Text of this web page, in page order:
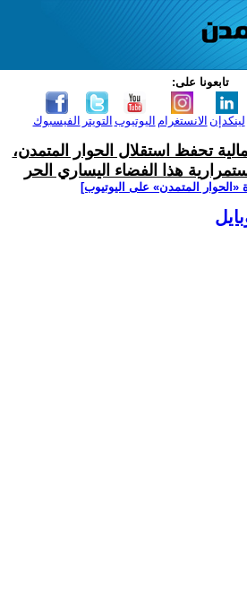
تابعونا على:
الفيسبوك التويتر اليوتيوب الانستغرام لينكدإن
تحفظ استقلال الحوار المتمدن،
هذا الفضاء اليساري الحر
المتمدن» على اليوتيوب]